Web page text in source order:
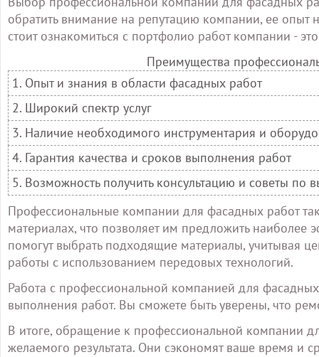
обратить внимание на репутацию компании, ее опыт
стоит ознакомиться с портфолио работ компании -
Преимущества
1. Опыт и знания в области фасадных работ
2. Широкий спектр услуг
3. Наличие необходимого инструментария и
4. Гарантия качества и сроков выполнения работ
5. Возможность получить консультацию и советы
Профессиональные компании для фасадных работ
материалах, что позволяет им предложить
помогут выбрать подходящие материалы, учитывая
работы с использованием передовых технологий.
Работа с профессиональной компанией для
выполнения работ. Вы сможете быть уверены, что
В итоге, обращение к профессиональной компании
желаемого результата. Они сэкономят ваше время и